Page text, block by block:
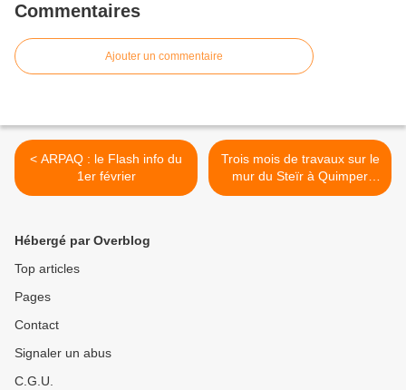
Commentaires
Ajouter un commentaire
< ARPAQ : le Flash info du
1er février
Trois mois de travaux sur le
mur du Steïr à Quimper
(communiqué) >
Hébergé par Overblog
Top articles
Pages
Contact
Signaler un abus
C.G.U.